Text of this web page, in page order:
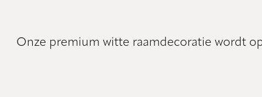
Onze premium witte raamdecoratie wordt